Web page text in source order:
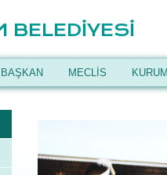
BELEDİYESİ
BAŞKAN MECLİS